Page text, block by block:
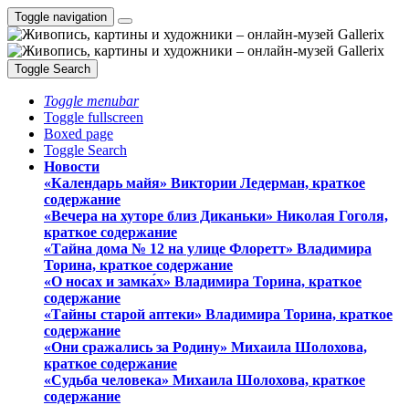
Toggle navigation
Toggle Search
Toggle menubar
Toggle fullscreen
Boxed page
Toggle Search
Новости
«Календарь майя» Виктории Ледерман, краткое
содержание
«Вечера на хуторе близ Диканьки» Николая Гоголя,
краткое содержание
«Тайна дома № 12 на улице Флоретт» Владимира
Торина, краткое содержание
«О носах и замка́х» Владимира Торина, краткое
содержание
«Тайны старой аптеки» Владимира Торина, краткое
содержание
«Они сражались за Родину» Михаила Шолохова,
краткое содержание
«Судьба человека» Михаила Шолохова, краткое
содержание